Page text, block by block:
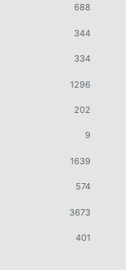
688
344
334
1296
202
9
1639
574
3673
401